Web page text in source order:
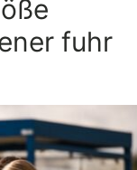
fuhr